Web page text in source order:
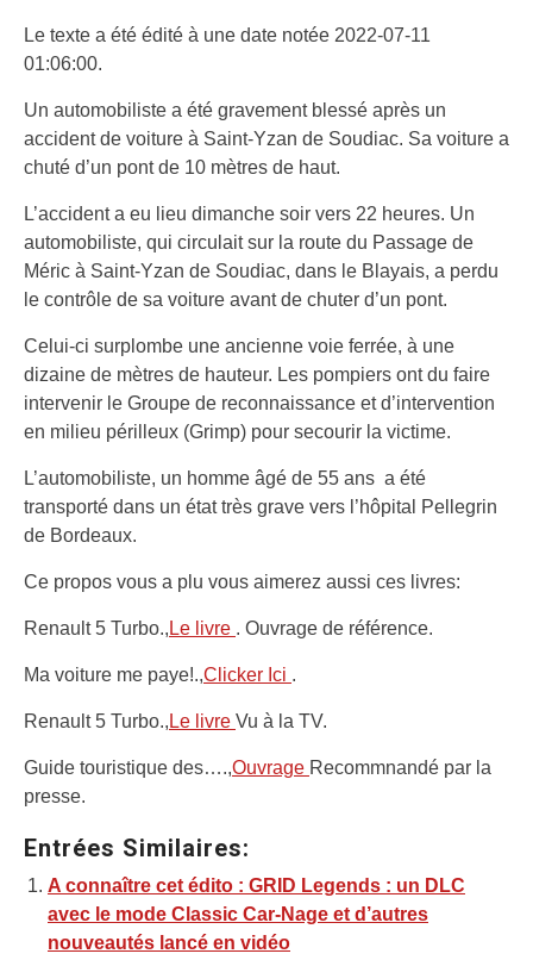
Le texte a été édité à une date notée 2022-07-11
01:06:00.
Un automobiliste a été gravement blessé après un
accident de voiture à Saint-Yzan de Soudiac. Sa voiture a
chuté d’un pont de 10 mètres de haut.
L’accident a eu lieu dimanche soir vers 22 heures. Un
automobiliste, qui circulait sur la route du Passage de
Méric à Saint-Yzan de Soudiac, dans le Blayais, a perdu
le contrôle de sa voiture avant de chuter d’un pont.
Celui-ci surplombe une ancienne voie ferrée, à une
dizaine de mètres de hauteur. Les pompiers ont du faire
intervenir le Groupe de reconnaissance et d’intervention
en milieu périlleux (Grimp) pour secourir la victime.
L’automobiliste, un homme âgé de 55 ans a été
transporté dans un état très grave vers l’hôpital Pellegrin
de Bordeaux.
Ce propos vous a plu vous aimerez aussi ces livres:
Renault 5 Turbo., Le livre . Ouvrage de référence.
Ma voiture me paye!.,Clicker Ici .
Renault 5 Turbo., Le livre Vu à la TV.
Guide touristique des….,Ouvrage Recommnandé par la
presse.
Entrées Similaires:
A connaître cet édito : GRID Legends : un DLC
avec le mode Classic Car-Nage et d’autres
nouveautés lancé en vidéo